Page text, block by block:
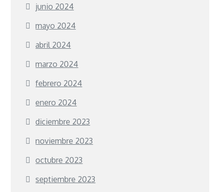
junio 2024
mayo 2024
abril 2024
marzo 2024
febrero 2024
enero 2024
diciembre 2023
noviembre 2023
octubre 2023
septiembre 2023